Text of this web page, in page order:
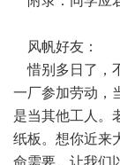
风帆好友：
惜别多日了，
一厂参加劳动，
是当其他工人。
纸板。想你近来
命需要，让我们